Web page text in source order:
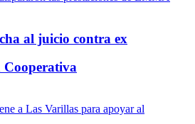
al juicio contra ex
Cooperativa